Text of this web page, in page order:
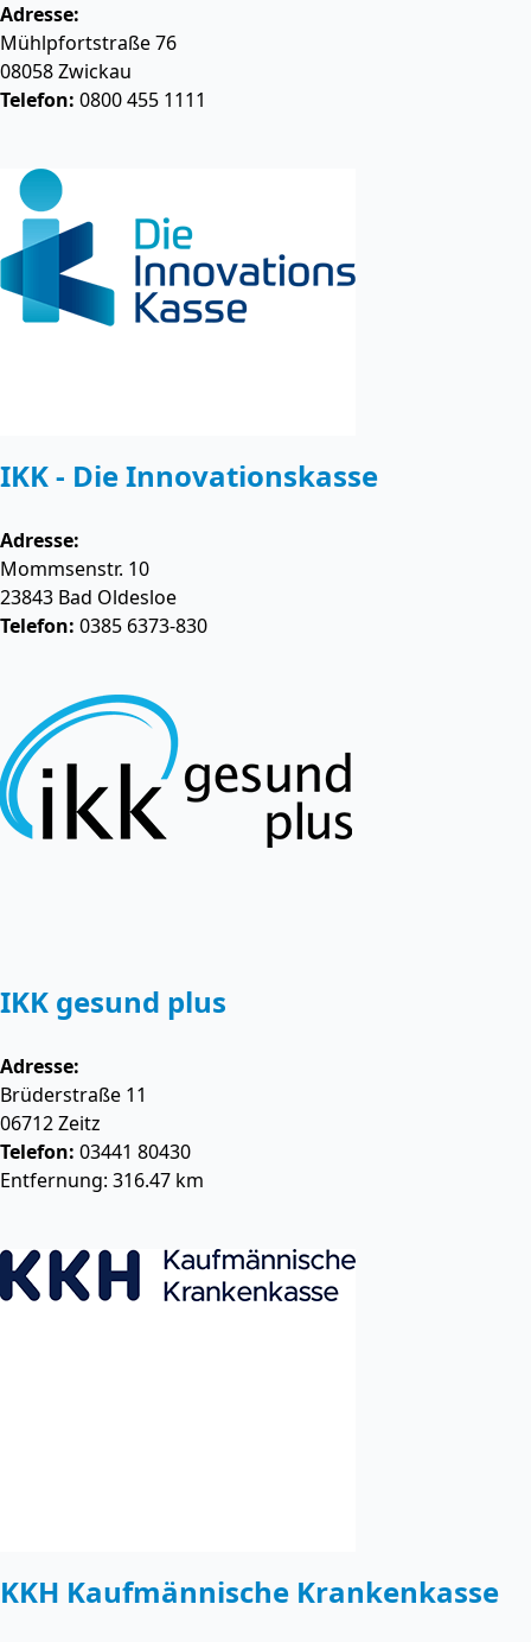
Adresse:
Mühlpfortstraße 76
08058Zwickau
Telefon: 0800 455 1111
IKK - Die Innovationskasse
Adresse:
Mommsenstr. 10
23843 Bad Oldesloe
Telefon: 0385 6373-830
IKK gesund plus
Adresse:
Brüderstraße 11
06712Zeitz
Telefon: 03441 80430
Entfernung: 316.47 km
KKH Kaufmännische Krankenkasse